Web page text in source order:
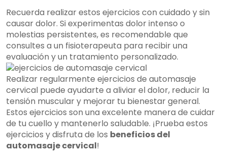
Recuerda realizar estos ejercicios con cuidado y sin
causar dolor. Si experimentas dolor intenso o
molestias persistentes, es recomendable que
consultes a un fisioterapeuta para recibir una
evaluación y un tratamiento personalizado.
Realizar regularmente ejercicios de automasaje
cervical puede ayudarte a aliviar el dolor, reducir la
tensión muscular y mejorar tu bienestar general.
Estos ejercicios son una excelente manera de cuidar
de tu cuello y mantenerlo saludable. ¡Prueba estos
ejercicios y disfruta de los beneficios del
automasaje cervical!